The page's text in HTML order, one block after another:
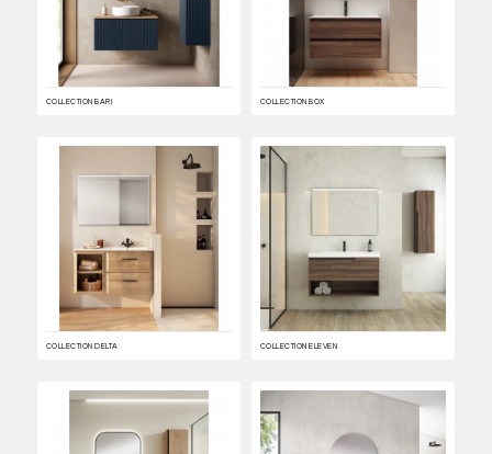
COLLECTION BARI COLLECTION BOX
COLLECTION DELTA COLLECTION ELEVEN